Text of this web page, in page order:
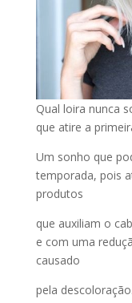
Qual loira nunca
que atire a
Um sonho que
temporada, pois
produtos
que auxiliam o
e com uma
causado
pela descoloração.